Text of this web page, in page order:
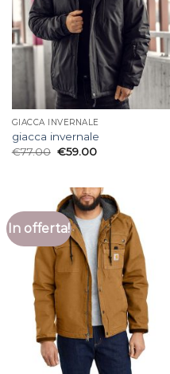
GIACCA INVERNALE
giacca invernale
€77.00 €59.00
In offerta!